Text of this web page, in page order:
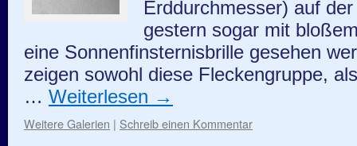
Erddurchmesser) auf
gestern sogar mit
eine Sonnenfinsternisbrille gesehen
zeigen sowohl diese Fleckengruppe,
… Weiterlesen →
Weitere Galerien | Schreib einen Kommentar